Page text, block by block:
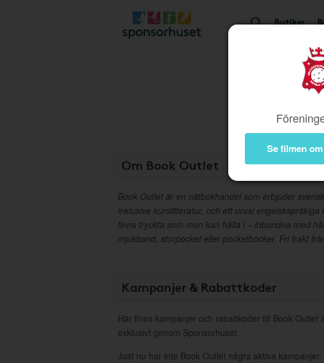
Butiker
Se filmen
Om Book Outlet
Book Outlet är en nätbokhandel som erbjuder
inklusive kurslitteratur, och ett urval engelskspråkiga
finns tryckta som man kan hålla i – inbundna med
mjukband, storpocket eller pocketböcker. Fri frakt
Kampanjer & Rabattkoder
Här finns kampanjer och rabattkoder till Book Outlet
exklusivt genom Sponsorhuset.
Just nu har inte Book Outlet några aktiva